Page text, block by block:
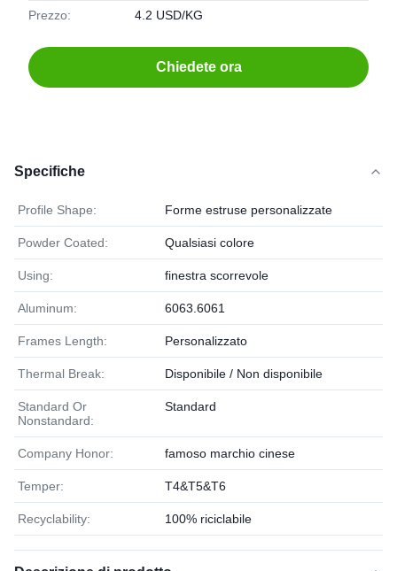
Prezzo: 4.2 USD/KG
Chiedete ora
Specifiche
Profile Shape: Forme estruse personalizzate
Powder Coated: Qualsiasi colore
Using: finestra scorrevole
Aluminum: 6063.6061
Frames Length: Personalizzato
Thermal Break: Disponibile / Non disponibile
Standard Or
Nonstandard:
Standard
Company Honor: famoso marchio cinese
Temper: T4&T5&T6
Recyclability: 100% riciclabile